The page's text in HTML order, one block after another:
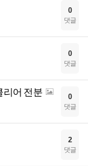
0
댓글
0
댓글
리어 전분 0
댓글
2
댓글